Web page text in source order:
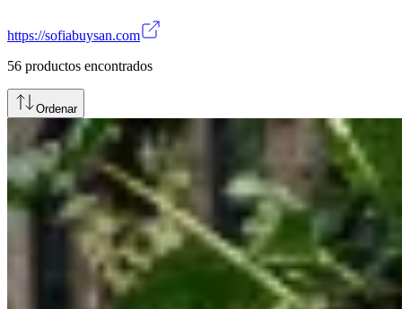
https://sofiabuysan.com
56 productos encontrados
Ordenar